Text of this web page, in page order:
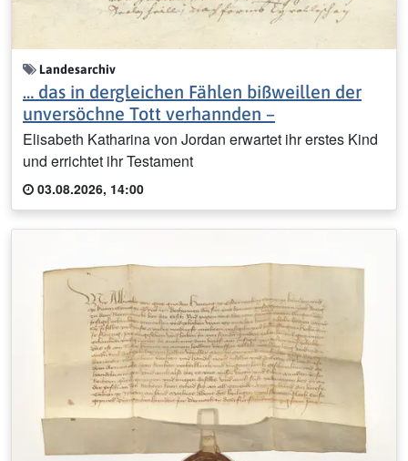
Landesarchiv
… das in dergleichen Fählen bißweillen der
unversöchne Tott verhannden –
Elisabeth Katharina von Jordan erwartet ihr erstes Kind
und errichtet ihr Testament
03.08.2026, 14:00